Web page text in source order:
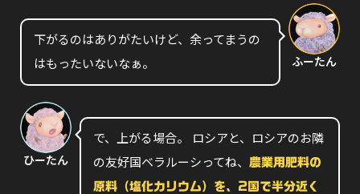
下がるのはありがたいけど、余ってまうの
はもったいないなぁ。
ふーたん
ひーたん
で、上がる場合。 ロシアと、ロシアのお隣
の友好国ベラルーシってね、
農業用肥料の
原料（塩化カリウム）を、2国で半分近く